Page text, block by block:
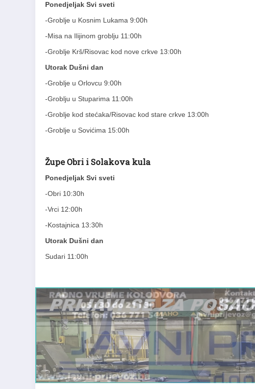
Ponedjeljak Svi sveti
-Groblje u Kosnim Lukama 9:00h
-Misa na Ilijinom groblju 11:00h
-Groblje Krš/Risovac kod nove crkve 13:00h
Utorak Dušni dan
-Groblje u Orlovcu 9:00h
-Groblju u Stuparima 11:00h
-Groblje kod stećaka/Risovac kod stare crkve 13:00h
-Groblje u Sovićima 15:00h
Župe Obri i Solakova kula
Ponedjeljak Svi sveti
-Obri 10:30h
-Vrci 12:00h
-Kostajnica 13:30h
Utorak Dušni dan
Sudari 11:00h